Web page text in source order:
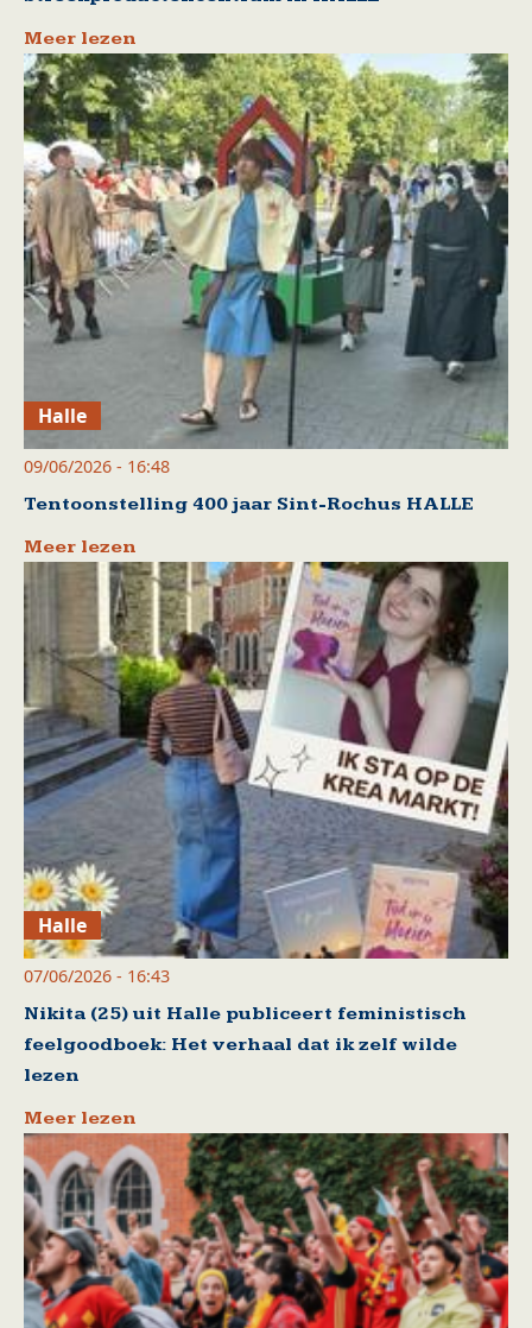
Meer lezen
Halle
09/06/2026 - 16:48
Tentoonstelling 400 jaar Sint-Rochus HALLE
Meer lezen
Halle
07/06/2026 - 16:43
Nikita (25) uit Halle publiceert feministisch
feelgoodboek: Het verhaal dat ik zelf wilde
lezen
Meer lezen